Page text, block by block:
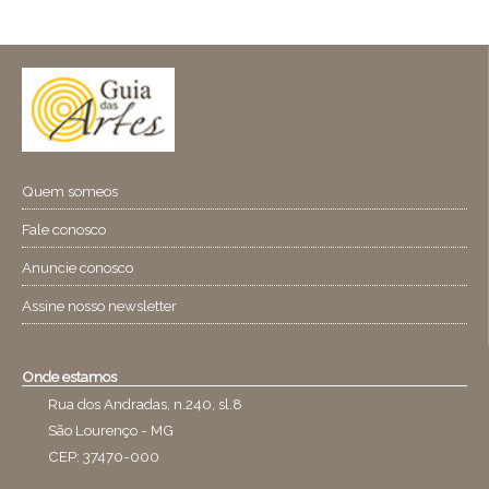
Quem someos
Fale conosco
Anuncie conosco
Assine nosso newsletter
Onde estamos
Rua dos Andradas, n.240, sl.8
São Lourenço - MG
CEP: 37470-000